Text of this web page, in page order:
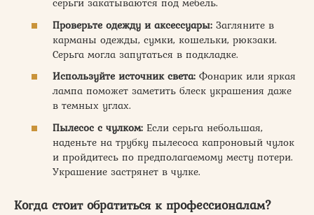
Проверьте одежду и аксессуары: Загляните в
карманы одежды, сумки, кошельки, рюкзаки.
Серьга могла запутаться в подкладке.
Используйте источник света: Фонарик или яркая
лампа поможет заметить блеск украшения даже
в темных углах.
Пылесос с чулком: Если серьга небольшая,
наденьте на трубку пылесоса капроновый чулок
и пройдитесь по предполагаемому месту потери.
Украшение застрянет в чулке.
Когда стоит обратиться к профессионалам?